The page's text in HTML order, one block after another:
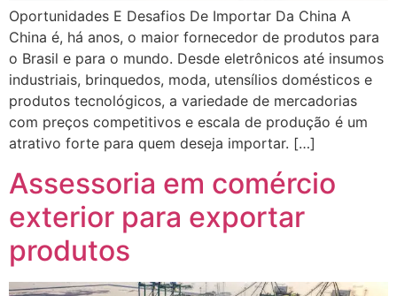
Oportunidades E Desafios De Importar Da China A
China é, há anos, o maior fornecedor de produtos para
o Brasil e para o mundo. Desde eletrônicos até insumos
industriais, brinquedos, moda, utensílios domésticos e
produtos tecnológicos, a variedade de mercadorias
com preços competitivos e escala de produção é um
atrativo forte para quem deseja importar. […]
Assessoria em comércio
exterior para exportar
produtos